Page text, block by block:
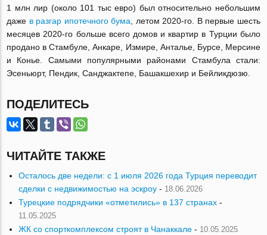
1 млн лир (около 101 тыс евро) был относительно небольшим
даже в разгар ипотечного бума , летом 2020-го. В первые шесть
месяцев 2020-го больше всего домов и квартир в Турции было
продано в Стамбуле, Анкаре, Измире, Анталье, Бурсе, Мерсине
и Конье. Самыми популярными районами Стамбула стали:
Эсеньюрт, Пендик, Санджактепе, Башакшехир и Бейликдюзю.
ПОДЕЛИТЕСЬ
ЧИТАЙТЕ ТАКЖЕ
Осталось две недели: с 1 июля 2026 года Турция переводит
сделки с недвижимостью на эскроу - 18.06.2026
Турецкие подрядчики «отметились» в 137 странах -
11.05.2025
ЖК со спорткомплексом строят в Чанаккале - 10.05.2025